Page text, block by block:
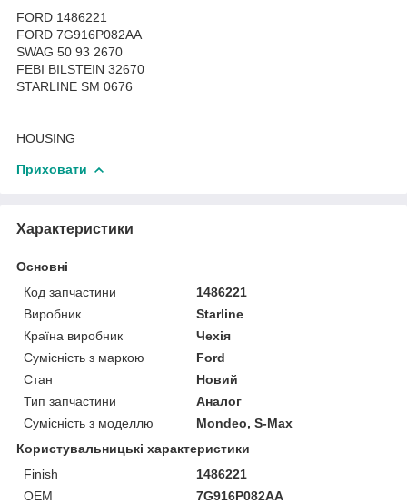
FORD 1486221
FORD 7G916P082AA
SWAG 50 93 2670
FEBI BILSTEIN 32670
STARLINE SM 0676
HOUSING
Приховати
Характеристики
Основні
Код запчастини
1486221
Виробник
Starline
Країна виробник
Чехія
Сумісність з маркою
Ford
Стан
Новий
Тип запчастини
Аналог
Сумісність з моделлю
Mondeo, S-Max
Користувальницькі характеристики
Finish
1486221
OEM
7G916P082AA